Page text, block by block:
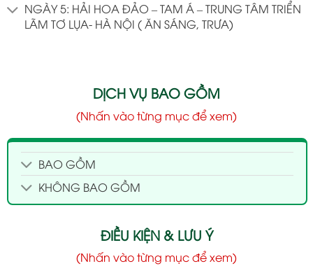
NGÀY 5: HẢI HOA ĐẢO – TAM Á – TRUNG TÂM TRIỂN
LÃM TƠ LỤA- HÀ NỘI ( ĂN SÁNG, TRƯA)
DỊCH VỤ BAO GỒM
(Nhấn vào từng mục để xem)
BAO GỒM
KHÔNG BAO GỒM
ĐIỀU KIỆN & LƯU Ý
(Nhấn vào từng mục để xem)